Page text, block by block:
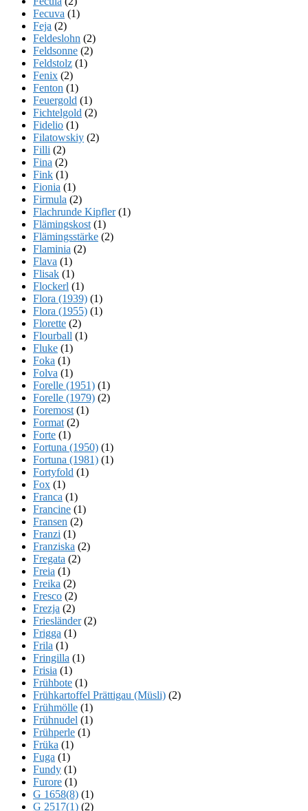
Fecuva (1)
Feja (2)
Feldeslohn (2)
Feldsonne (2)
Feldstolz (1)
Fenix (2)
Fenton (1)
Feuergold (1)
Fichtelgold (2)
Fidelio (1)
Filatowskiy (2)
Filli (2)
Fina (2)
Fink (1)
Fionia (1)
Firmula (2)
Flachrunde Kipfler(1)
Flämingskost (1)
Flämingsstärke (2)
Flaminia (2)
Flava (1)
Flisak (1)
Flockerl (1)
Flora (1939) (1)
Flora (1955) (1)
Florette (2)
Flourball (1)
Fluke (1)
Foka (1)
Folva (1)
Forelle (1951) (1)
Forelle (1979) (2)
Foremost (1)
Format (2)
Forte (1)
Fortuna (1950) (1)
Fortuna (1981) (1)
Fortyfold (1)
Fox (1)
Franca (1)
Francine (1)
Fransen (2)
Franzi (1)
Franziska (2)
Fregata (2)
Freia (1)
Freika (2)
Fresco (2)
Frezja (2)
Friesländer(2)
Frigga (1)
Frila (1)
Fringilla (1)
Frisia (1)
Frühbote (1)
Frühkartoffel Prättigau (Müsli) (2)
Frühmölle (1)
Frühnudel (1)
Frühperle (1)
Früka (1)
Fuga (1)
Fundy (1)
Furore (1)
G 1658(8) (1)
G 2517(1) (2)